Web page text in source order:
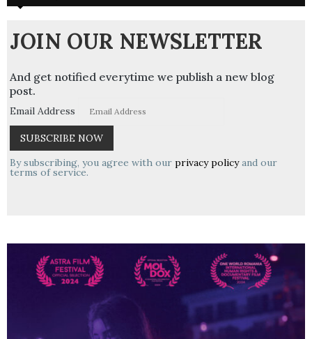
JOIN OUR NEWSLETTER
And get notified everytime we publish a new blog
post.
Email Address
By subscribing, you agree with our privacy policyand our
terms of service.